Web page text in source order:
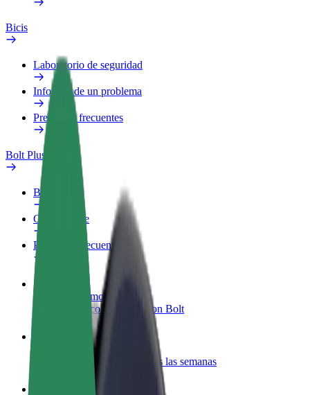
Bicis
Laboratorio de seguridad
Informar de un problema
Preguntas frecuentes
Bolt Plus
Beneficios
Cómo unirse
Preguntas frecuentes
Colaborar como conductor
Gana dinero colaborando con Bolt
Colaborar como repartidor
Reparte comida y cobra todas las semanas